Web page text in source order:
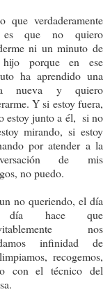
que verdaderamente
que no quiero
ni un minuto de
porque en ese
ha aprendido una
nueva y quiero
Y si estoy fuera,
estoy junto a él, si no
mirando, si estoy
por atender a la
de mis
no puedo.
no queriendo, el día
hace que
nos
infinidad de
recogemos,
con el técnico del